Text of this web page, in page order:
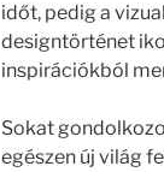
időt, pedig a
designtörténet
inspirációkból
Sokat
egészen új világ